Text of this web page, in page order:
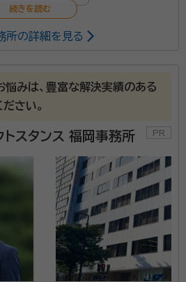
年 福岡県弁護士会登録(59期) 2010
士登録 2010年 本江法律事務所開設2015
定取得 2018年 メンタル心理カウンセラ
等学校 卒 2013年 慶應義塾大学法学部
学法科大学院卒業 2021年 司法試験合
登録(74期)
棄、遺留分、遺言書作成）から相続税
さい。 ・初回相談：無料 ・
割の着手金：0円※ ・駐車場完備 ・地
り ※また、当事務所では
ましたお客様に限り、相続や遺産分割
て頂いております（事案の内容により
合もございますので、初回の無料相
所の詳細を見る
みは、豊富な解決実績のある
さい。
スタンス 福岡事務所